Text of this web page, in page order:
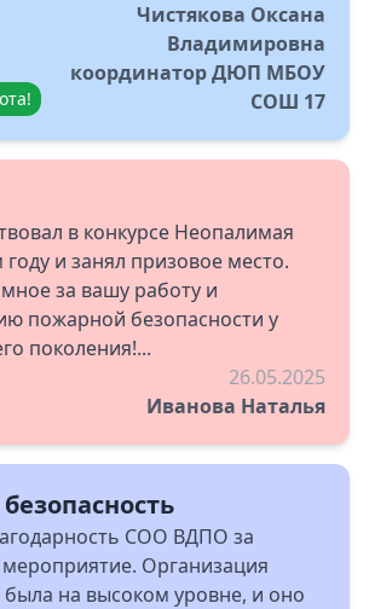
Чистякова Оксана
Владимировна
координатор ДЮП МБОУ
СОШ 17
в конкурсе Неопалимая
году и занял призовое место.
за вашу работу и
пожарной безопасности у
поколения!...
26.05.2025
Иванова Наталья
СОО ВДПО за
Организация
на высоком уровне, и оно